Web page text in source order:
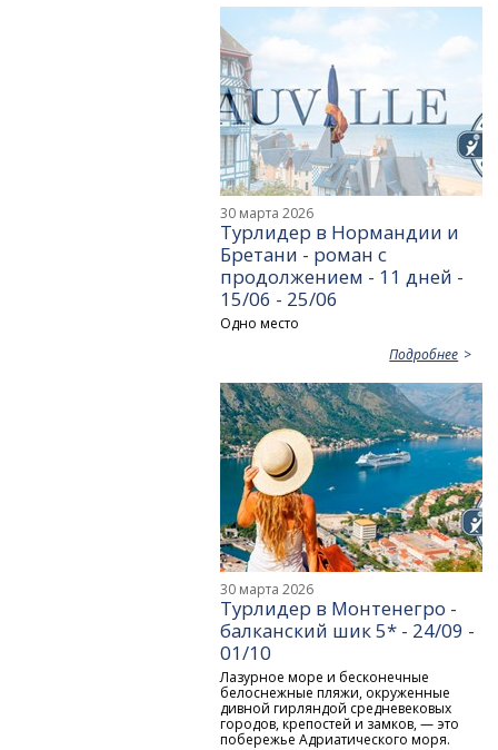
30 марта 2026
Турлидер в Нормандии и
Бретани - роман с
продолжением - 11 дней -
15/06 - 25/06
Одно место
Подробнее
30 марта 2026
Турлидер в Монтенегро -
балканский шик 5* - 24/09 -
01/10
Лазурное море и бесконечные
белоснежные пляжи, окруженные
дивной гирляндой средневековых
городов, крепостей и замков, — это
побережье Адриатического моря.